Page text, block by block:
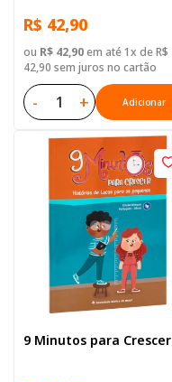
R$ 42,90
ou R$ 42,90em até 1x de R$
42,90 sem juros no cartão
- + Adicionar
9 Minutos para Crescer